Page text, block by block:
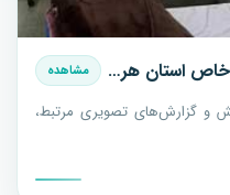
بازدید از مراکز درمانی بیماریهای خاص استان هرمزگان مشاهده
و گزارش‌های تصویری مرتبط،